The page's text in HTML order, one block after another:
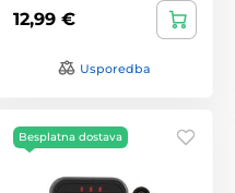
12,99 €
Usporedba
Besplatna dostava